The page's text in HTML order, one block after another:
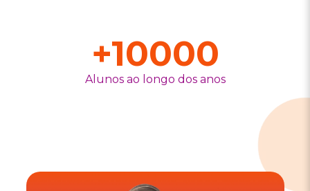
+10000
Alunos ao longo dos anos